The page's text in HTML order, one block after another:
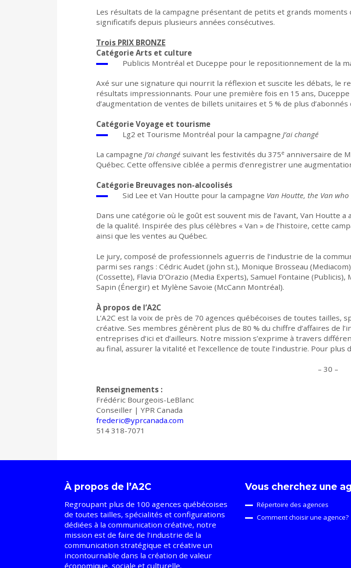
Les résultats de la campagne présentant de petits et grands moments
significatifs depuis plusieurs années consécutives.
Trois PRIX BRONZE
Catégorie Arts et culture
Publicis Montréal et Duceppe pour le repositionnement de la
Axé sur une signature qui nourrit la réflexion et suscite les débats, le
résultats impressionnants. Pour une première fois en 15 ans,
d’augmentation de ventes de billets unitaires et 5 % de plus d’abonnés
Catégorie Voyage et tourisme
Lg2 et Tourisme Montréal pour la campagne J’ai changé
La campagne J’ai changé suivant les festivités du 375e anniversaire de
Québec. Cette offensive ciblée a permis d’enregistrer une
Catégorie Breuvages non-alcoolisés
Sid Lee et Van Houtte pour la campagne Van Houtte, the Van
Dans une catégorie où le goût est souvent mis de l’avant, Van Houtte
de la qualité. Inspirée des plus célèbres « Van » de l’histoire, cette
ainsi que les ventes au Québec.
Le jury, composé de professionnels aguerris de l’industrie de la
parmi ses rangs : Cédric Audet (john st.), Monique Brosseau
(Cossette), Flavia D’Orazio (Media Experts), Samuel Fontaine
Sapin (Énergir) et Mylène Savoie (McCann Montréal).
À propos de l’A2C
L’A2C est la voix de près de 70 agences québécoises de toutes
créative. Ses membres génèrent plus de 80 % du chiffre d’affaires de
entreprises d’ici et d’ailleurs. Notre mission s’exprime à travers
au final, assurer la vitalité et l’excellence de toute l’industrie. Pour plus
– 30 –
Renseignements :
Frédéric Bourgeois-LeBlanc
Conseiller | YPR Canada
frederic@yprcanada.com
514 318-7071
À propos de l’A2C
Regroupant plus de 100 agences québécoises
de toutes tailles, spécialités et configurations
dédiées à la communication créative, notre
mission est de faire de l’industrie de la
communication stratégique et créative un
incontournable dans la création de valeur
économique, sociale et culturelle.
Vous cherchez une
Répertoire des agences
Comment choisir une agence?